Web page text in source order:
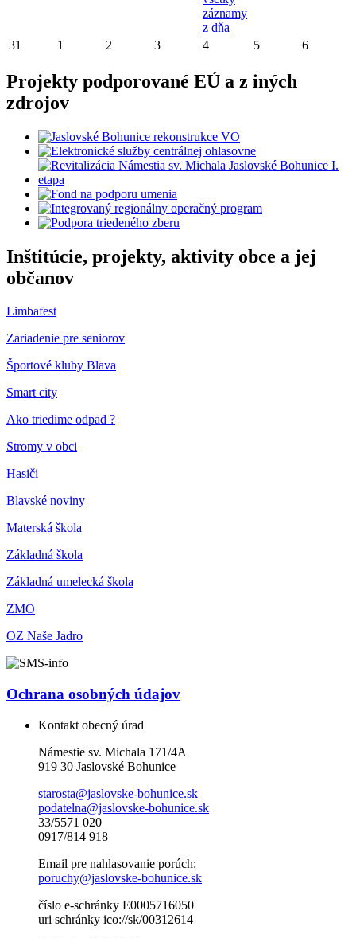
záznamy
z dňa
31 1 2 3 4 5 6
Projekty podporované EÚ a z iných
zdrojov
Inštitúcie, projekty, aktivity obce a jej
občanov
Limbafest
Zariadenie pre seniorov
Športové kluby Blava
Smart city
Ako triedime odpad ?
Stromy v obci
Hasiči
Blavské noviny
Materská škola
Základná škola
Základná umelecká škola
ZMO
OZ Naše Jadro
Ochrana osobných údajov
Kontakt obecný úrad
Námestie sv. Michala 171/4A
919 30 Jaslovské Bohunice
starosta@jaslovske-bohunice.sk
podatelna@jaslovske-bohunice.sk
33/5571 020
0917/814 918
Email pre nahlasovanie porúch:
poruchy@jaslovske-bohunice.sk
číslo e-schránky E0005716050
uri schránky ico://sk/00312614